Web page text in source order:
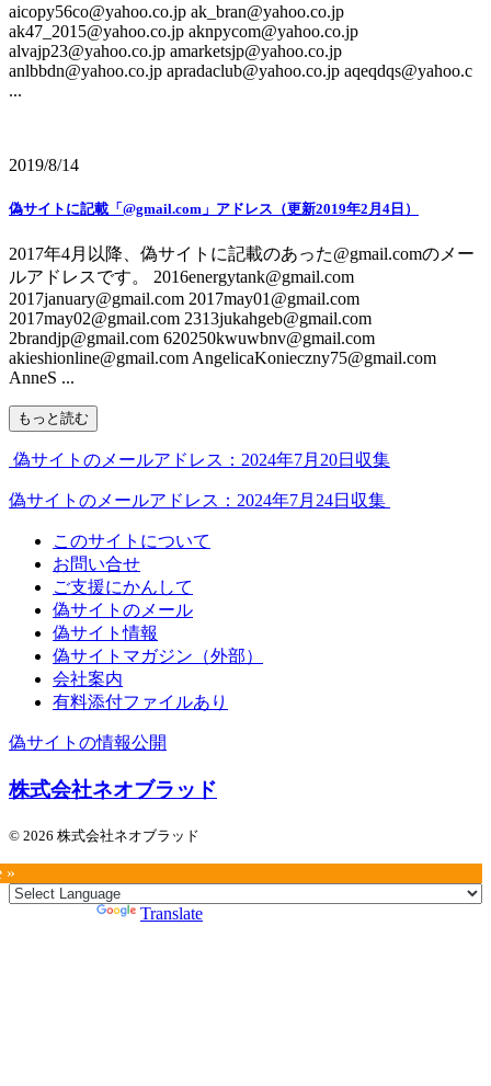
aicopy56co@yahoo.co.jp ak_bran@yahoo.co.jp
ak47_2015@yahoo.co.jp aknpycom@yahoo.co.jp
alvajp23@yahoo.co.jp amarketsjp@yahoo.co.jp
anlbbdn@yahoo.co.jp apradaclub@yahoo.co.jp aqeqdqs@yahoo.c
...
2019/8/14
偽サイトに記載「@gmail.com」アドレス（更新2019年2月4日）
2017年4月以降、偽サイトに記載のあった@gmail.comのメー
ルアドレスです。 2016energytank@gmail.com
2017january@gmail.com 2017may01@gmail.com
2017may02@gmail.com 2313jukahgeb@gmail.com
2brandjp@gmail.com 620250kwuwbnv@gmail.com
akieshionline@gmail.com AngelicaKonieczny75@gmail.com
AnneS ...
もっと読む
偽サイトのメールアドレス：2024年7月20日収集
偽サイトのメールアドレス：2024年7月24日収集
このサイトについて
お問い合せ
ご支援にかんして
偽サイトのメール
偽サイト情報
偽サイトマガジン（外部）
会社案内
有料添付ファイルあり
偽サイトの情報公開
株式会社ネオブラッド
© 2026 株式会社ネオブラッド
»
Translate